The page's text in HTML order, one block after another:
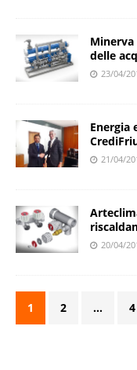
delle
23/04/
Energia
21/04/
20/04/
1 2 … 4